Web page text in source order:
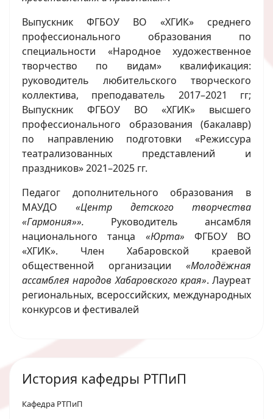
Выпускник ФГБОУ ВО «ХГИК» среднего
профессионального образования по
специальности «Народное художественное
творчество по видам» квалификация:
руководитель любительского творческого
коллектива, преподаватель 2017–2021 гг;
Выпускник ФГБОУ ВО «ХГИК» высшего
профессионального образования (бакалавр)
по направлению подготовки «Режиссура
театрализованных представлений и
праздников» 2021–2025 гг.
Педагог дополнительного образования в
МАУДО «Центр детского творчества
«Гармония»». Руководитель ансамбля
национального танца «Юрта» ФГБОУ ВО
«ХГИК». Член Хабаровской краевой
общественной организации «Молодёжная
ассамблея народов Хабаровского края». Лауреат
региональных, всероссийских, международных
конкурсов и фестивалей
История кафедры РТПиП
Кафедра РТПиП